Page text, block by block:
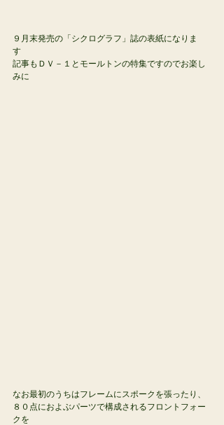
９月末発売の「シクログラフ」誌の表紙になりま
す
記事もＤＶ－１とモールトンの特集ですのでお楽し
みに
なお最初のうちはフレームにスポークを張ったり、
８０点におよぶパーツで構成されるフロントフォー
クを